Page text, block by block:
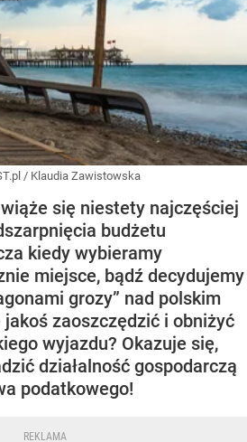
/ Klaudia Zawistowska
się niestety najczęściej
budżetu
kiedy wybieramy
miejsce, bądź decydujemy
grozy” nad polskim
zaoszczędzić i obniżyć
wyjazdu? Okazuje się,
działalność gospodarczą
podatkowego!